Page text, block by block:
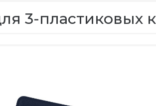
3-пластиковых